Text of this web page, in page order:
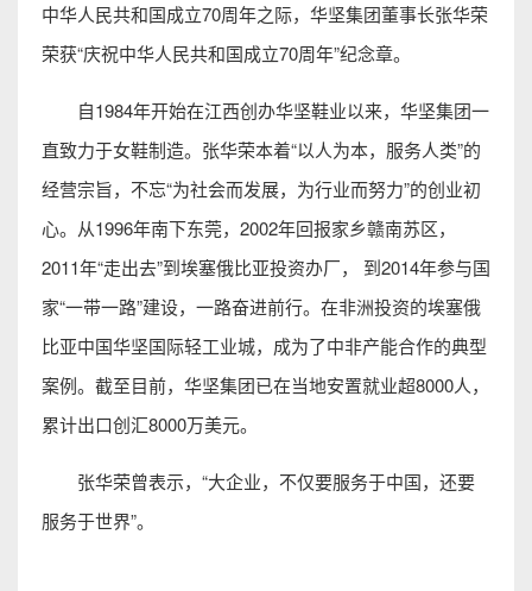
中华人民共和国成立70周年之际，华坚集团董事长张华荣
荣获“庆祝中华人民共和国成立70周年”纪念章。
自1984年开始在江西创办华坚鞋业以来，华坚集团一
直致力于女鞋制造。张华荣本着“以人为本，服务人类”的
经营宗旨，不忘“为社会而发展，为行业而努力”的创业初
心。从1996年南下东莞，2002年回报家乡赣南苏区，
2011年“走出去”到埃塞俄比亚投资办厂， 到2014年参与国
家“一带一路”建设，一路奋进前行。在非洲投资的埃塞俄
比亚中国华坚国际轻工业城，成为了中非产能合作的典型
案例。截至目前，华坚集团已在当地安置就业超8000人，
累计出口创汇8000万美元。
张华荣曾表示，“大企业，不仅要服务于中国，还要
服务于世界”。